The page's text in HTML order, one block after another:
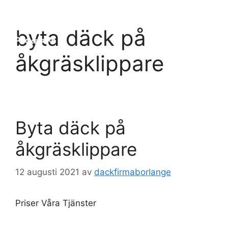
innehållbyta däck på
åkgräsklippare
Byta däck på
åkgräsklippare
12 augusti 2021 av dackfirmaborlange
Priser Våra Tjänster